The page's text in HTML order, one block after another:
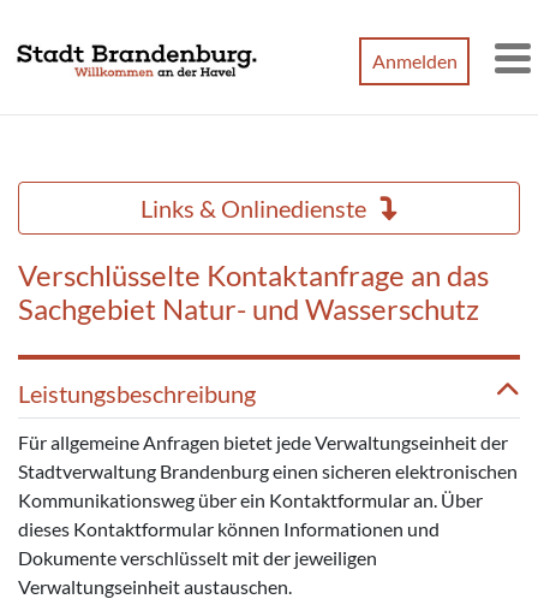
Anmelden
Links & Onlinedienste
Verschlüsselte Kontaktanfrage an das
Sachgebiet Natur- und Wasserschutz
Leistungsbeschreibung
Für allgemeine Anfragen bietet jede Verwaltungseinheit der
Stadtverwaltung Brandenburg einen sicheren elektronischen
Kommunikationsweg über ein Kontaktformular an. Über
dieses Kontaktformular können Informationen und
Dokumente verschlüsselt mit der jeweiligen
Verwaltungseinheit austauschen.